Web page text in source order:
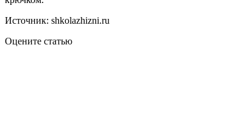
Источник: shkolazhizni.ru
Оцените статью